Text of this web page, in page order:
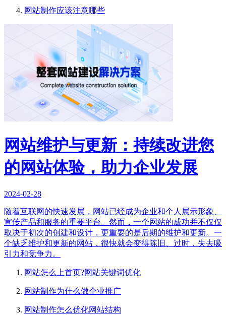
网站制作应该注意哪些
网站维护与更新：持续改进您
的网站体验，助力企业发展
2024-02-28
随着互联网的快速发展，网站已经成为企业和个人展示形象、
宣传产品和服务的重要平台。然而，一个网站的成功并不仅仅
取决于初次的创建和设计，更重要的是后期的维护和更新。一
个缺乏维护和更新的网站，很快就会变得陈旧、过时，失去吸
引力和竞争力。
网站怎么上首页?网站关键词优化
网站制作为什么做企业推广
网站制作怎么优化网站结构